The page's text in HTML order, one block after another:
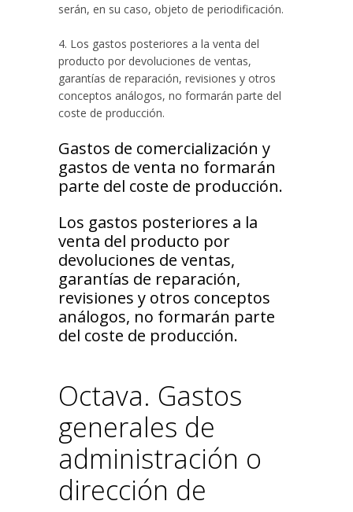
serán, en su caso, objeto de periodificación.
4. Los gastos posteriores a la venta del
producto por devoluciones de ventas,
garantías de reparación, revisiones y otros
conceptos análogos, no formarán parte del
coste de producción.
Gastos de comercialización y
gastos de venta no formarán
parte del coste de producción.
Los gastos posteriores a la
venta del producto por
devoluciones de ventas,
garantías de reparación,
revisiones y otros conceptos
análogos, no formarán parte
del coste de producción.
Octava. Gastos
generales de
administración o
dirección de